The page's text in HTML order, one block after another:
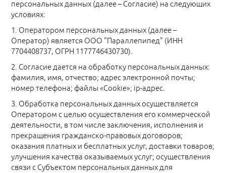
персональных данных (далее – Согласие) на следующих
условиях:
1. Оператором персональных данных (далее –
Оператор) является ООО "Параллепипед" (ИНН
7704408737, ОГРН 1177746430730).
2. Согласие дается на обработку персональных данных:
фамилия, имя, отчество; адрес электронной почты;
номер телефона; файлы «Cookie»; ip-адрес.
3. Обработка персональных данных осуществляется
Оператором с целью осуществления его коммерческой
деятельности, в том числе заключения, исполнения и
прекращения гражданско-правовых договоров;
оказания платных и бесплатных услуг, доставки товаров;
улучшения качества оказываемых услуг; осуществления
связи с Субъектом персональных данных для